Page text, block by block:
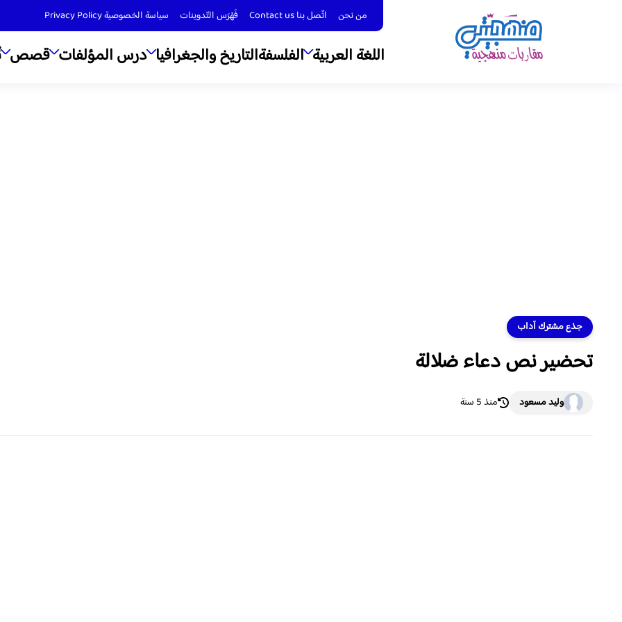
من نحن اتّصل بنا Contact us فَهْرَس التّدوينات سياسة الخصوصية Privacy Policy
اللغة العربية الفلسفةالتاريخ والجغرافيا درس المؤلفات قصص
جذع مشترك آداب
تحضير نص دعاء ضلالة
وليد مسعود منذ 5 سنة